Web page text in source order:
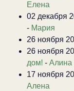
Елена
02 декабря
- Мария
26 ноября
26 ноября
дом! - Алина
17 ноября
Алена